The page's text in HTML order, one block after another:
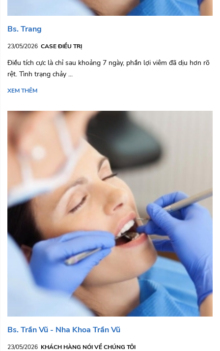
Bs. Trang
23/05/2026 CASE ĐIỀU TRỊ
Điều tích cực là chỉ sau khoảng 7 ngày, phần lợi viêm đã dịu hơn rõ
rệt. Tình trạng chảy ...
XEM THÊM
Bs. Trần Vũ - Nha Khoa Trần Vũ
23/05/2026 KHÁCH HÀNG NÓI VỀ CHÚNG TÔI